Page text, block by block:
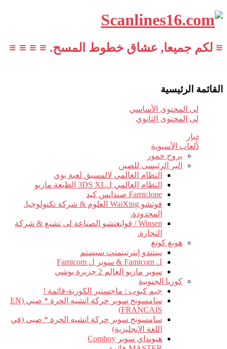
≡ لكم جميعا, عشاق خطوط المسح. ≡ ≡ ≡ ≡
القائمة الرئيسية
تخطي إلى المحتوى الأساسي
تخطي إلى المحتوى الثانوي
أخبار
الألعاب الآسيوية
يروج خمور
البر الرئيسى للصين
النظام العالمي لالمسبق لعبة بوي
النظام العالمي ل3DS XL الطبعة ماريو
Famiclone صندانس كيد
فوتشو WaiXing العلوم & شركة تكنولوجيا.
المحدودة.
Winsen / قوانغتشو الصناعة لى تشنغ & شركة
التجارة.
هونغ كونغ
نينتندو إنترتينمنت سيستم
ل Famicom & سوبر ل Famicom
سوبر ماريو العالم 2 جزيرة يوشي
كوريا الجنوبية
جيم كيوب : ماجستير الكورية-قائمة !
سامسونج سوبر حركة اتشيه الحرة * صبي (EN
FRANCAIS)
سامسونج سوبر حركة اتشيه الحرة * صبي (في
اللغة الإنجليزية)
هيونداي سوبر Comboy